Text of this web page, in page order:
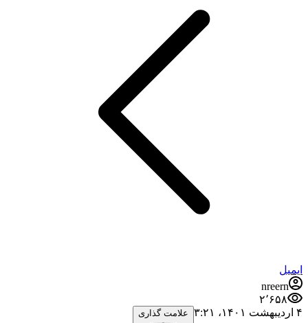
ایمیل
nreern
۲٬۶۵۸
۴ اردیبهشت ۱۴۰۱،‏ ۳:۲۱
علامت گذاری